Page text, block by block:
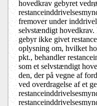
hovedkrav gebyret
fremover under
selvstændigt hovedkrav.
gebyr ikke givet
oplysning om, hvilket
pkt., behandler
som et selvstændigt
den, der på vegne af
ved overdragelse af et